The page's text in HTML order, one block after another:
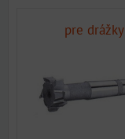
pre drážky